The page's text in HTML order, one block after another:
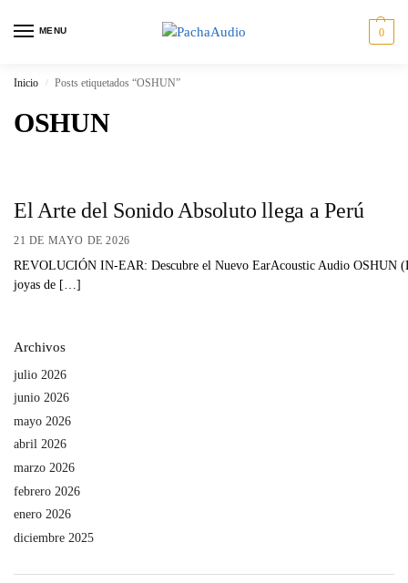
MENU 0
Inicio / Posts etiquetados “OSHUN”
OSHUN
El Arte del Sonido Absoluto llega a Perú
21 DE MAYO DE 2026
REVOLUCIÓN IN-EAR: Descubre el Nuevo EarAcoustic Audio OSHUN
joyas de […]
Archivos
julio 2026
junio 2026
mayo 2026
abril 2026
marzo 2026
febrero 2026
enero 2026
diciembre 2025